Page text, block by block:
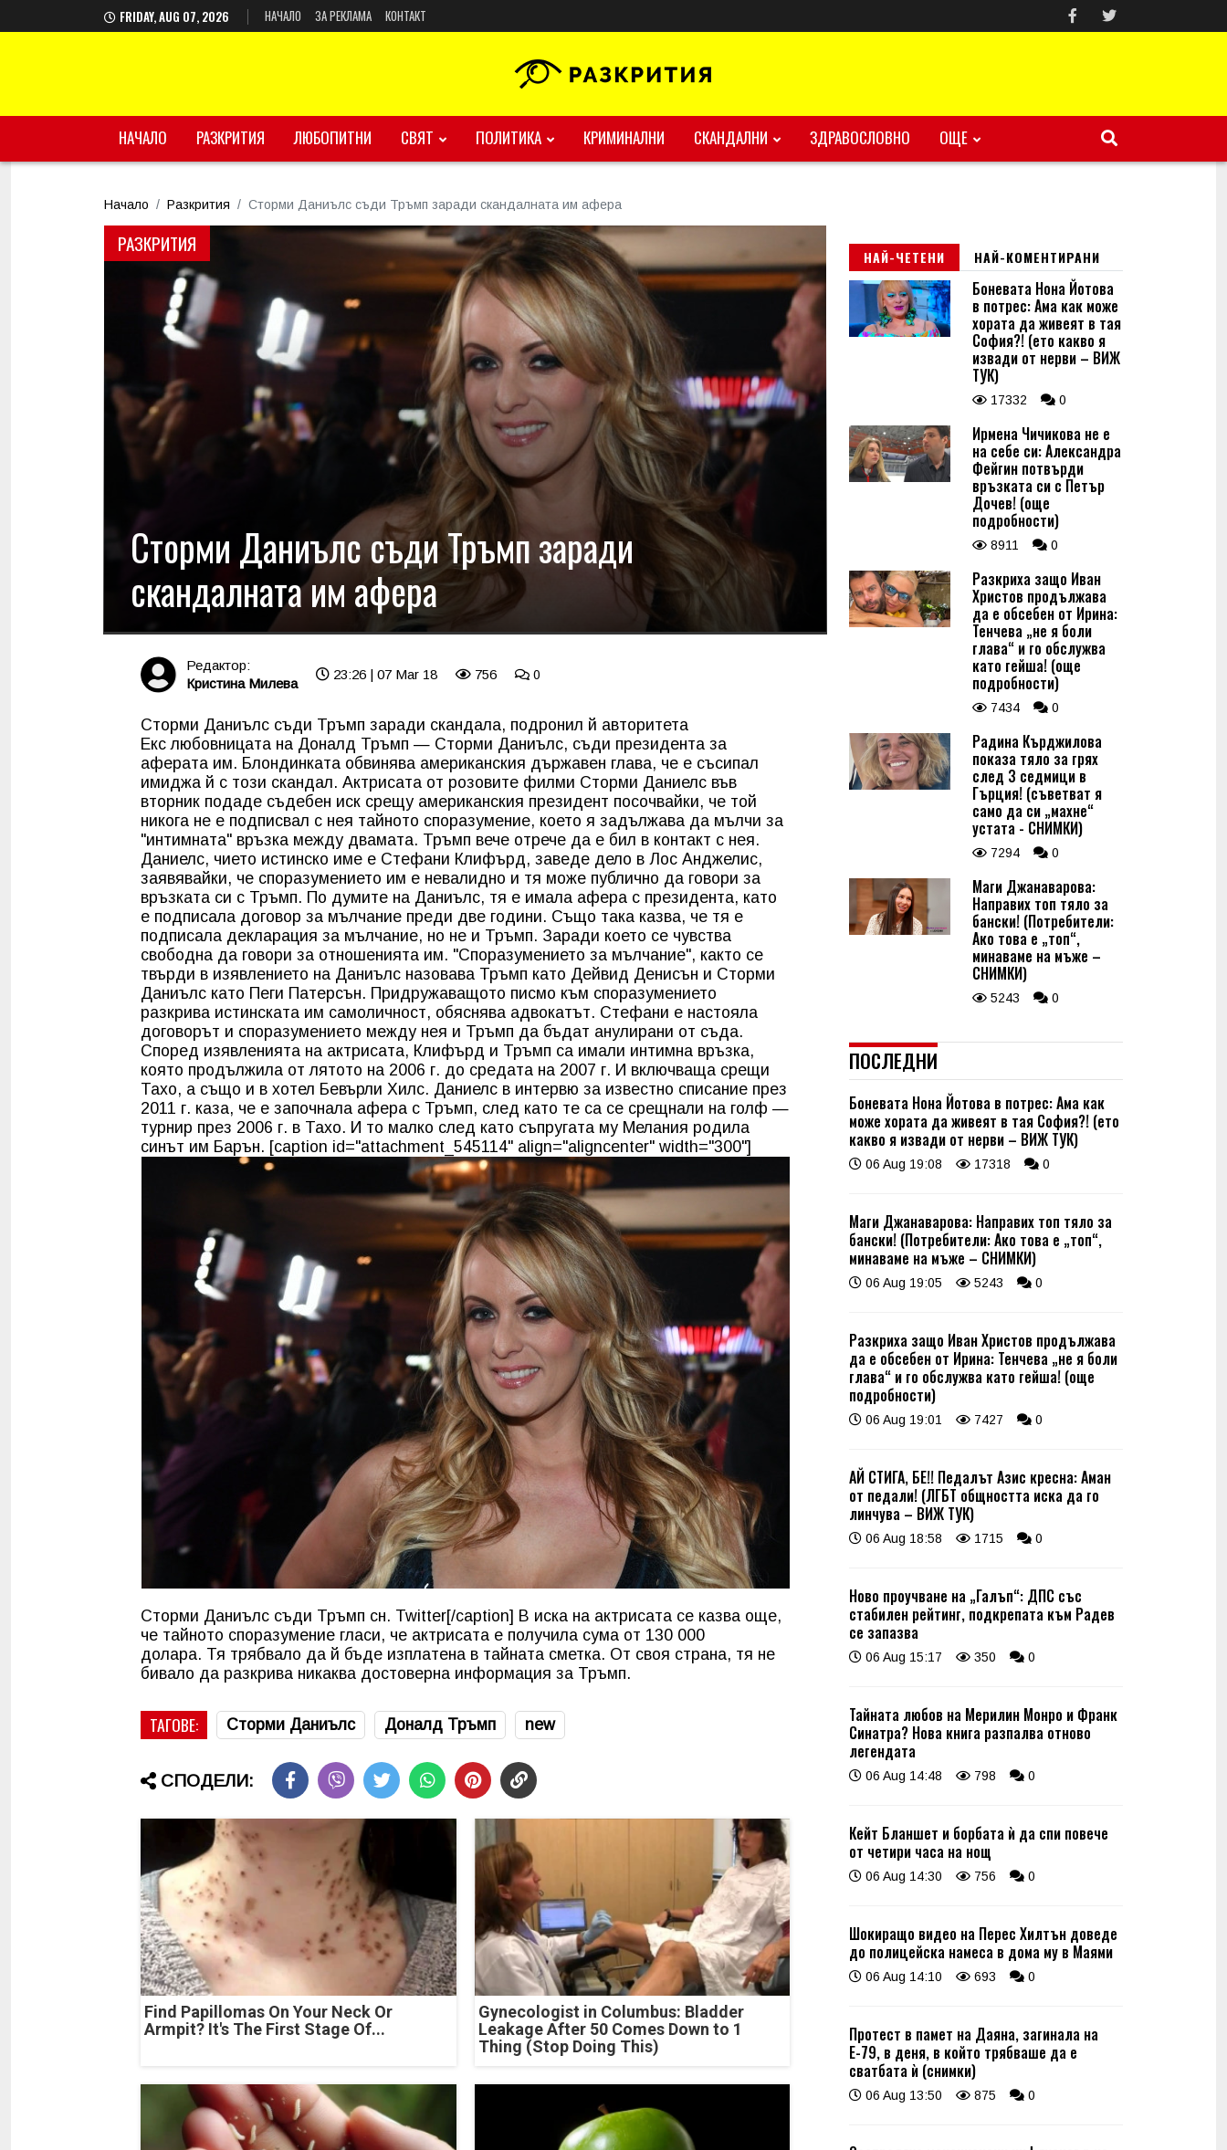
FRIDAY, AUG 07, 2026 НАЧАЛО ЗА РЕКЛАМА КОНТАКТ
НАЧАЛО РАЗКРИТИЯ ЛЮБОПИТНИ СВЯТ ПОЛИТИКА КРИМИНАЛНИ СКАНДАЛНИ ЗДРАВОСЛОВНО ОЩЕ
Начало Разкрития Сторми Даниълс съди Тръмп заради скандалната им афера
РАЗКРИТИЯ
Сторми Даниълс съди Тръмп заради
скандалната им афера
Редактор:
Кристина Милева
23:26 | 07 Mar 18 756 0
Сторми Даниълс съди Тръмп заради скандала, подронил й авторитета
Екс любовницата на Доналд Тръмп — Сторми Даниълс, съди президента за
аферата им. Блондинката обвинява американския държавен глава, че е съсипал
имиджа й с този скандал. Актрисата от розовите филми Сторми Даниелс във
вторник подаде съдебен иск срещу американския президент посочвайки, че той
никога не е подписвал с нея тайното споразумение, което я задължава да мълчи за
"интимната" връзка между двамата. Тръмп вече отрече да е бил в контакт с нея.
Даниелс, чието истинско име е Стефани Клифърд, заведе дело в Лос Анджелис,
заявявайки, че споразумението им е невалидно и тя може публично да говори за
връзката си с Тръмп. По думите на Даниълс, тя е имала афера с президента, като
е подписала договор за мълчание преди две години. Също така казва, че тя е
подписала декларация за мълчание, но не и Тръмп. Заради което се чувства
свободна да говори за отношенията им. "Споразумението за мълчание", както се
твърди в изявлението на Даниълс назовава Тръмп като Дейвид Денисън и Сторми
Даниълс като Пеги Патерсън. Придружаващото писмо към споразумението
разкрива истинската им самоличност, обяснява адвокатът. Стефани е настояла
договорът и споразумението между нея и Тръмп да бъдат анулирани от съда.
Според изявленията на актрисата, Клифърд и Тръмп са имали интимна връзка,
която продължила от лятото на 2006 г. до средата на 2007 г. И включваща срещи
Тахо, а също и в хотел Бевърли Хилс. Даниелс в интервю за известно списание през
2011 г. каза, че е започнала афера с Тръмп, след като те са се срещнали на голф —
турнир през 2006 г. в Тахо. И то малко след като съпругата му Мелания родила
синът им Барън. [caption id="attachment_545114" align="aligncenter" width="300"]
Сторми Даниълс съди Тръмп сн. Twitter[/caption] В иска на актрисата се казва още,
че тайното споразумение гласи, че актрисата е получила сума от 130 000
долара. Тя трябвало да й бъде изплатена в тайната сметка. От своя страна, тя не
бивало да разкрива никаква достоверна информация за Тръмп.
ТАГОВЕ: Сторми Даниълс Доналд Тръмп new
СПОДЕЛИ:
Find Papillomas On Your Neck Or
Armpit? It's The First Stage Of...
Gynecologist in Columbus: Bladder
Leakage After 50 Comes Down to 1
Thing (Stop Doing This)
НАЙ-ЧЕТЕНИ НАЙ-КОМЕНТИРАНИ
Боневата Нона Йотова
в потрес: Ама как може
хората да живеят в тая
София?! (ето какво я
извади от нерви – ВИЖ
ТУК)
17332 0
Ирмена Чичикова не е
на себе си: Александра
Фейгин потвърди
връзката си с Петър
Дочев! (още
подробности)
8911 0
Разкриха защо Иван
Христов продължава
да е обсебен от Ирина:
Тенчева „не я боли
глава“ и го обслужва
като гейша! (още
подробности)
7434 0
Радина Кърджилова
показа тяло за грях
след 3 седмици в
Гърция! (съветват я
само да си „махне“
устата - СНИМКИ)
7294 0
Маги Джанаварова:
Направих топ тяло за
бански! (Потребители:
Ако това е „топ“,
минаваме на мъже –
СНИМКИ)
5243 0
ПОСЛЕДНИ
Боневата Нона Йотова в потрес: Ама как
може хората да живеят в тая София?! (ето
какво я извади от нерви – ВИЖ ТУК)
06 Aug 19:08 17318 0
Маги Джанаварова: Направих топ тяло за
бански! (Потребители: Ако това е „топ“,
минаваме на мъже – СНИМКИ)
06 Aug 19:05 5243 0
Разкриха защо Иван Христов продължава
да е обсебен от Ирина: Тенчева „не я боли
глава“ и го обслужва като гейша! (още
подробности)
06 Aug 19:01 7427 0
АЙ СТИГА, БЕ!! Педалът Азис кресна: Аман
от педали! (ЛГБТ общността иска да го
линчува – ВИЖ ТУК)
06 Aug 18:58 1715 0
Ново проучване на „Галъп“: ДПС със
стабилен рейтинг, подкрепата към Радев
се запазва
06 Aug 15:17 350 0
Тайната любов на Мерилин Монро и Франк
Синатра? Нова книга разпалва отново
легендата
06 Aug 14:48 798 0
Кейт Бланшет и борбата ѝ да спи повече
от четири часа на нощ
06 Aug 14:30 756 0
Шокиращо видео на Перес Хилтън доведе
до полицейска намеса в дома му в Маями
06 Aug 14:10 693 0
Протест в памет на Даяна, загинала на
Е-79, в деня, в който трябваше да е
сватбата ѝ (снимки)
06 Aug 13:50 875 0